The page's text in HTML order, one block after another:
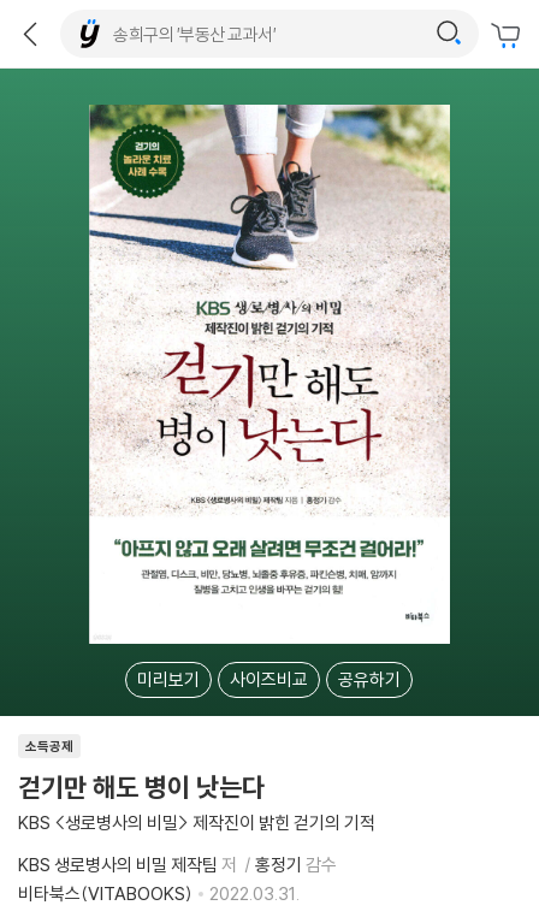
미리보기 사이즈비교 공유하기
소득공제
걷기만 해도 병이 낫는다
KBS <생로병사의 비밀> 제작진이 밝힌 걷기의 기적
KBS 생로병사의 비밀 제작팀 저 홍정기 감수
비타북스(VITABOOKS)
2022.03.31.